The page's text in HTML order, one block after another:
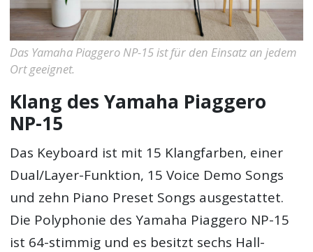
Das Yamaha Piaggero NP-15 ist für den Einsatz an jedem
Ort geeignet.
Klang des Yamaha Piaggero
NP-15
Das Keyboard ist mit 15 Klangfarben, einer
Dual/Layer-Funktion, 15 Voice Demo Songs
und zehn Piano Preset Songs ausgestattet.
Die Polyphonie des Yamaha Piaggero NP-15
ist 64-stimmig und es besitzt sechs Hall-